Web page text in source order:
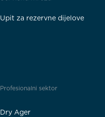
Upit za rezervne dijelove
Profesionalni sektor
Dry Ager